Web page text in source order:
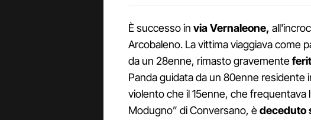
È successo in viaVernaleone,
Arcobaleno. La vittima viaggiava come
da un 28enne, rimasto gravemente
Panda guidata da un 80enne residente
violento che il 15enne, che frequentava
Modugno” di Conversano, èdeceduto